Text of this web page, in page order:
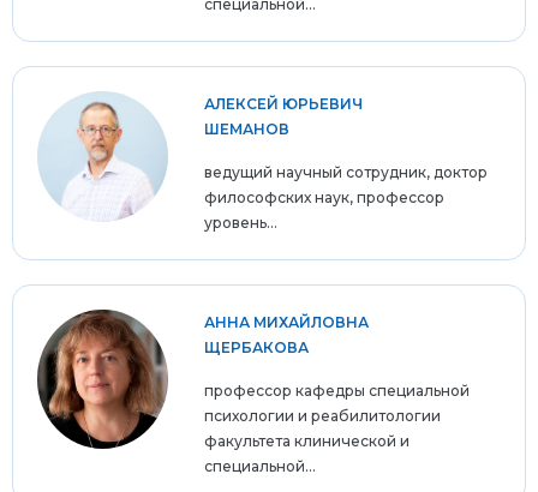
специальной...
АЛЕКСЕЙ ЮРЬЕВИЧ
ШЕМАНОВ
ведущий научный сотрудник, доктор
философских наук, профессор
уровень...
АННА МИХАЙЛОВНА
ЩЕРБАКОВА
профессор кафедры специальной
психологии и реабилитологии
факультета клинической и
специальной...